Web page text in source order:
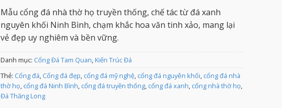
Mẫu cổng đá nhà thờ họ truyền thống, chế tác từ đá xanh
nguyên khối Ninh Bình, chạm khắc hoa văn tinh xảo, mang lại
vẻ đẹp uy nghiêm và bền vững.
Danh mục: Cổng Đá Tam Quan Kiến Trúc Đá
Thẻ: Cổng đá Cổng đá đẹp cổng đá mỹ nghệ, cổng đá nguyên khối cổng đá nhà
thờ họ cổng đá Ninh Bình cổng đá truyền thống, cổng đá xanh cổng nhà thờ họ
Đá Thăng Long